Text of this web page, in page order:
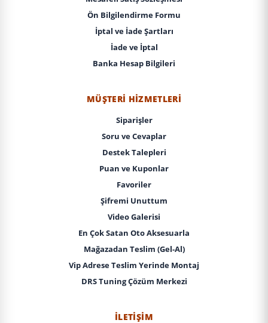
Ön Bilgilendirme Formu
İptal ve İade Şartları
İade ve İptal
Banka Hesap Bilgileri
MÜŞTERI HIZMETLERI
Siparişler
Soru ve Cevaplar
Destek Talepleri
Puan ve Kuponlar
Favoriler
Şifremi Unuttum
Video Galerisi
En Çok Satan Oto Aksesuarla
Mağazadan Teslim (Gel-Al)
Vip Adrese Teslim Yerinde Montaj
DRS Tuning Çözüm Merkezi
İLETIŞIM